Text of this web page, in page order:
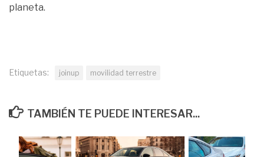
planeta.
Etiquetas: joinup movilidad terrestre
TAMBIÉN TE PUEDE INTERESAR...